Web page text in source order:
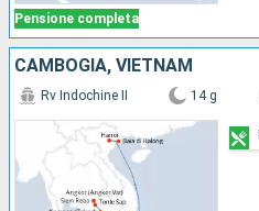
Pensione completa
CAMBOGIA, VIETNAM
Rv Indochine II 14 g